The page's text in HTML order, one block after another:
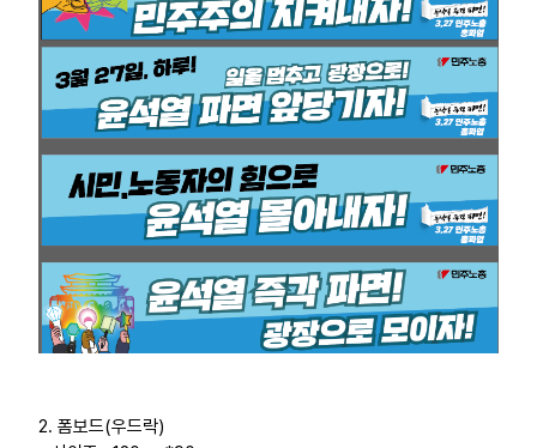
2. 폼보드(우드락)